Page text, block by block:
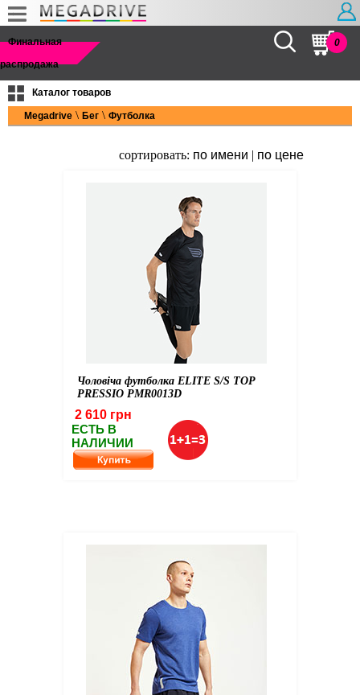
Финальная
распродажа
Найти 0
Каталог товаров
Megadrive \ Бег \ Футболка
сортировать: по имени | по цене
Чоловіча футболка ELITE S/S TOP
PRESSIO PMR0013D
2 610 грн
ЕСТЬ В
НАЛИЧИИ